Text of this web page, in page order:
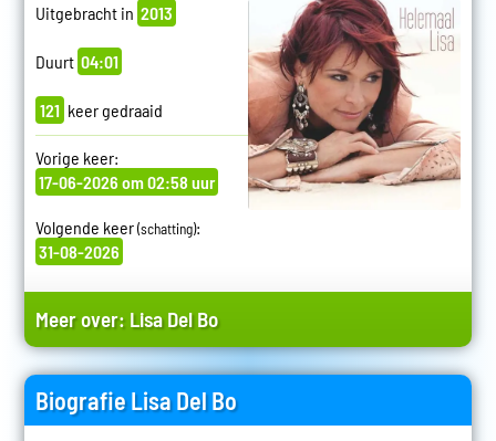
Uitgebracht in 2013
Duurt 04:01
121 keer gedraaid
Vorige keer:
17-06-2026 om 02:58 uur
Volgende keer(schatting):
31-08-2026
Meer over: Lisa Del Bo
Biografie Lisa Del Bo